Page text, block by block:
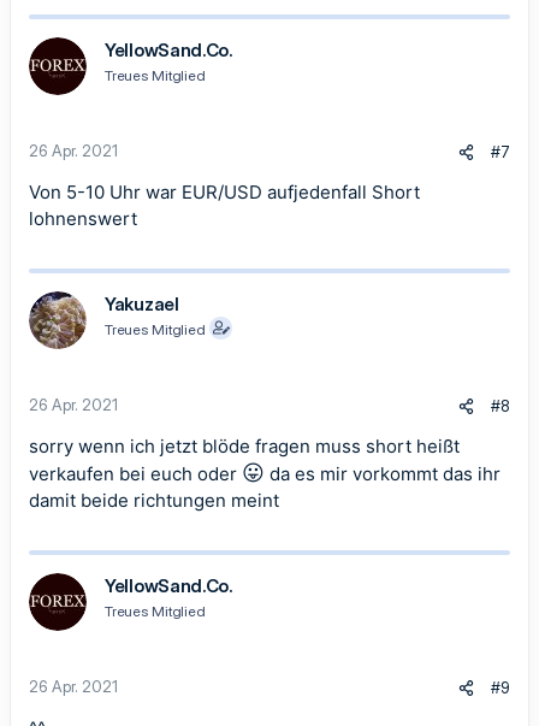
YellowSand.Co.
Treues Mitglied
26 Apr. 2021 #7
Von 5-10 Uhr war EUR/USD aufjedenfall Short
lohnenswert
Yakuzael
Treues Mitglied
26 Apr. 2021 #8
sorry wenn ich jetzt blöde fragen muss short heißt
verkaufen bei euch oder 😛 da es mir vorkommt das ihr
damit beide richtungen meint
YellowSand.Co.
Treues Mitglied
26 Apr. 2021 #9